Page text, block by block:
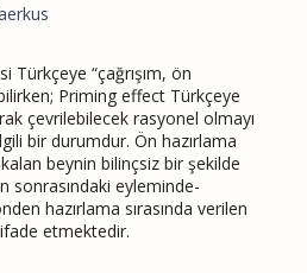
Türkçeye “çağrışım, ön
Priming effect Türkçeye
çevrilebilecek rasyonel olmayı
bir durumdur. Ön hazırlama
beynin bilinçsiz bir şekilde
sonrasındaki eyleminde-
hazırlama sırasında verilen
etmektedir.